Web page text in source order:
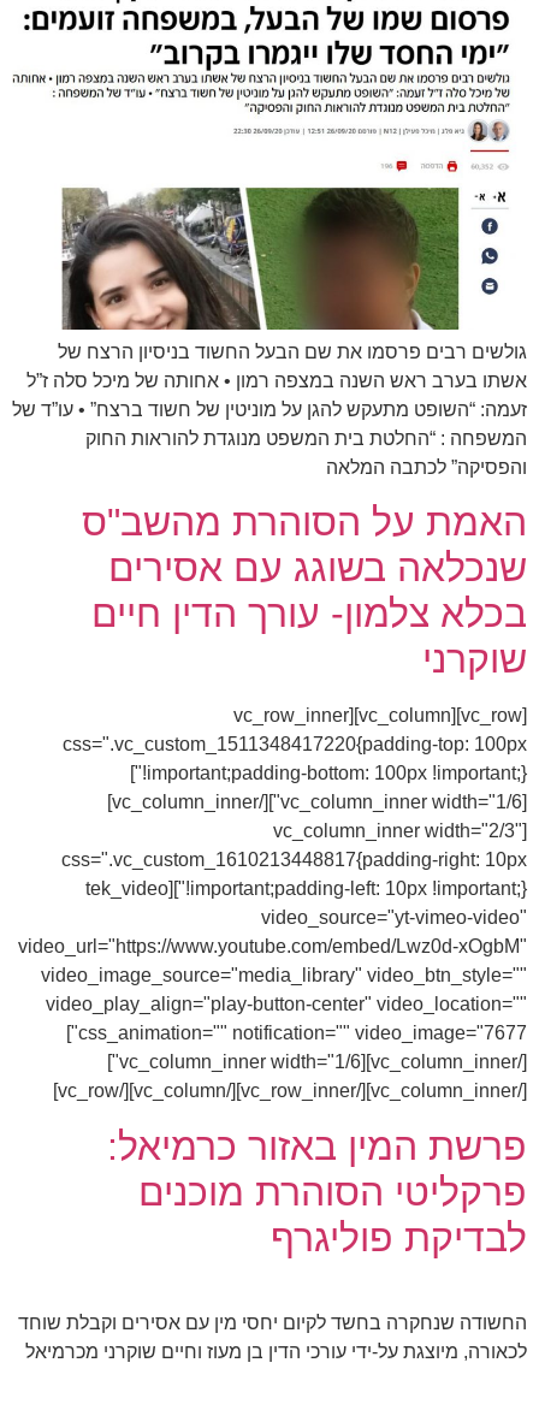
גולשים רבים פרסמו את שם הבעל החשוד בניסיון הרצח של
אשתו בערב ראש השנה במצפה רמון • אחותה של מיכל סלה ז”ל
זעמה: “השופט מתעקש להגן על מוניטין של חשוד ברצח” • עו”ד של
המשפחה : “החלטת בית המשפט מנוגדת להוראות החוק
והפסיקה” לכתבה המלאה
האמת על הסוהרת מהשב"ס
שנכלאה בשוגג עם אסירים
בכלא צלמון- עורך הדין חיים
שוקרני
[vc_row][vc_column][vc_row_inner
css=".vc_custom_1511348417220{padding-top: 100px
!important;padding-bottom: 100px !important;}"]
[vc_column_inner width="1/6"][/vc_column_inner]
[vc_column_inner width="2/3"
css=".vc_custom_1610213448817{padding-right: 10px
!important;padding-left: 10px !important;}"][tek_video
video_source="yt-vimeo-video"
video_url="https://www.youtube.com/embed/Lwz0d-xOgbM"
video_image_source="media_library" video_btn_style=""
video_play_align="play-button-center" video_location=""
css_animation="" notification="" video_image="7677"]
[/vc_column_inner][vc_column_inner width="1/6"]
[/vc_column_inner][/vc_row_inner][/vc_column][/vc_row]
פרשת המין באזור כרמיאל:
פרקליטי הסוהרת מוכנים
לבדיקת פוליגרף
החשודה שנחקרה בחשד לקיום יחסי מין עם אסירים וקבלת שוחד
לכאורה, מיוצגת על-ידי עורכי הדין בן מעוז וחיים שוקרני מכרמיאל